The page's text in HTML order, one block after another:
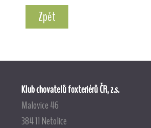
Zpět
Klub chovatelů foxteriérů ČR, z.s.
Malovice 46
384 11 Netolice